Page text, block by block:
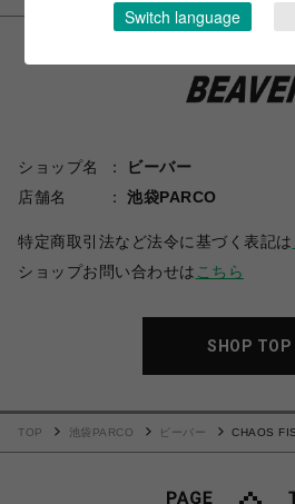
ショップ名
ビーバー
店舗名
池袋PARCO
特定商取引法など法令に基づく表記は
ショップお問い合わせは こちら
SHOP TOP
TOP 池袋PARCO ビーバー
CHAOS
Switch language